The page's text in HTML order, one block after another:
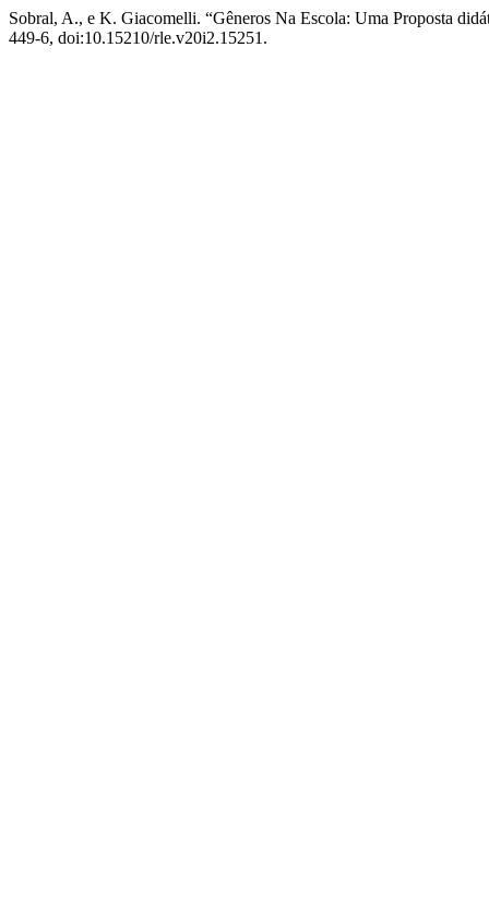
Sobral, A., e K. Giacomelli. “Gêneros Na Escola: Uma Proposta
449-6, doi:10.15210/rle.v20i2.15251.